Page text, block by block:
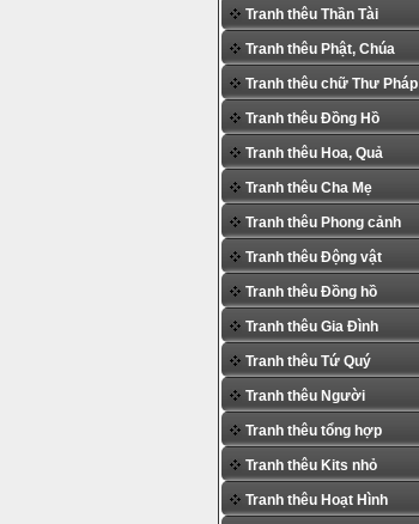
Tranh thêu Thần Tài
Tranh thêu Phật, Chúa
Tranh thêu chữ Thư Pháp
Tranh thêu Đồng Hồ
Tranh thêu Hoa, Quả
Tranh thêu Cha Mẹ
Tranh thêu Phong cảnh
Tranh thêu Động vật
Tranh thêu Đồng hồ
Tranh thêu Gia Đình
Tranh thêu Tứ Quý
Tranh thêu Người
Tranh thêu tổng hợp
Tranh thêu Kits nhỏ
Tranh thêu Hoạt Hình